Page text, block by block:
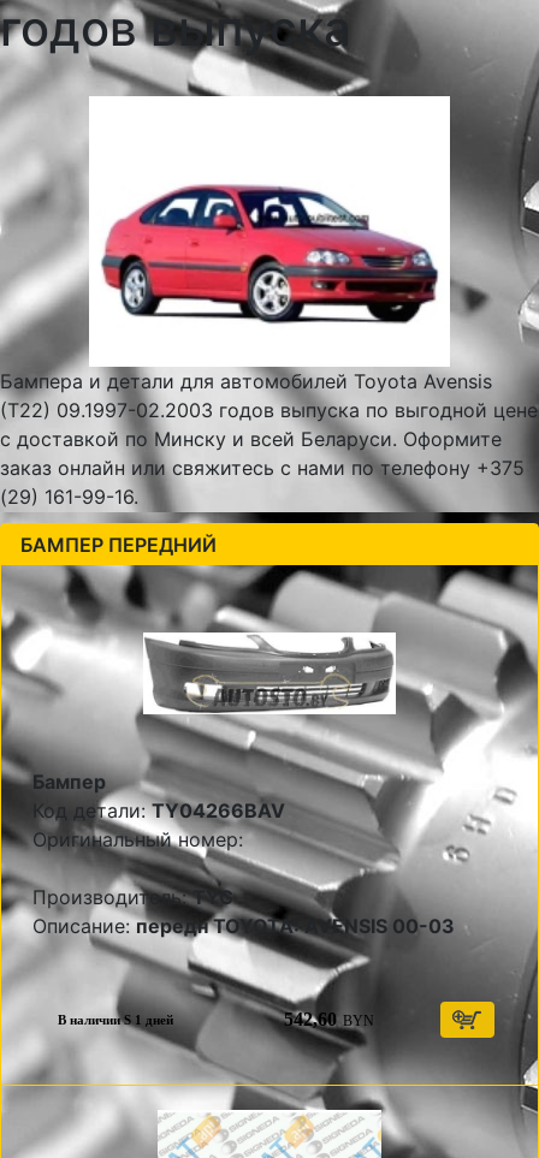
годов выпуска
Бампера и детали для автомобилей Toyota Avensis
(T22) 09.1997-02.2003 годов выпуска по выгодной цене
с доставкой по Минску и всей Беларуси. Оформите
заказ онлайн или свяжитесь с нами по телефону +375
(29) 161-99-16.
БАМПЕР ПЕРЕДНИЙ
Бампер
Код детали:TY04266BAV
Оригинальный номер:
Производитель:TYG
Описание:передн TOYOTA: AVENSIS 00-03
В наличии S 1 дней 542,60 BYN